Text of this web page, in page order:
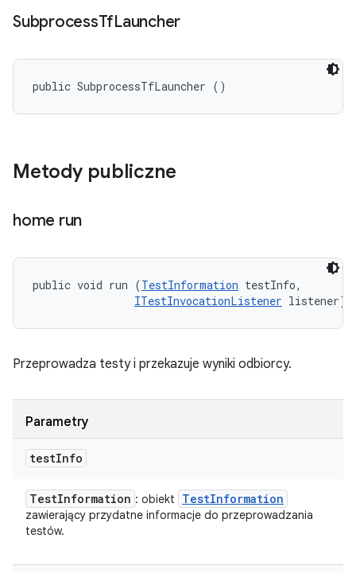
SubprocessTfLauncher
public SubprocessTfLauncher ()
Metody publiczne
home run
public void run (TestInformation testInfo,
ITestInvocationListener listener)
Przeprowadza testy i przekazuje wyniki odbiorcy.
Parametry
testInfo
TestInformation : obiekt TestInformation
zawierający przydatne informacje do przeprowadzania
testów.